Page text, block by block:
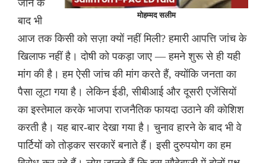
मोहम्मद सलीम
जाने के
बाद भी
आज तक किसी को सज़ा क्यों नहीं मिली? हमारी आपत्ति जांच के
खिलाफ नहीं है। दोषी को पकड़ा जाए — हमने शुरू से ही यही
मांग की है। हम ऐसी जांच की मांग करते हैं, क्योंकि जनता का
पैसा लूटा गया है। लेकिन ईडी, सीबीआई और दूसरी एजेंसियों
का इस्तेमाल करके भाजपा राजनैतिक फायदा उठाने की कोशिश
करती है। यह बार-बार देखा गया है। चुनाव हारने के बाद भी वे
पार्टियों को तोड़कर सरकारें बनाते हैं। इसी दुरुपयोग का हम